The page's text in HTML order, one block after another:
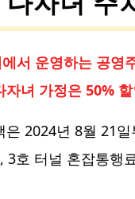
서 운영하는 공영
자녀 가정은 50% 할
은 2024년 8월 21
3호 터널 혼잡통행